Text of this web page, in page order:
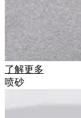
了解更多
喷砂